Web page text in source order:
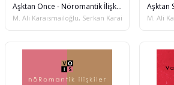
Aşktan Önce - Nöromantik İlişkiler
M. Ali Karaismailoğlu, Serkan KaraismailoğluM. Ali